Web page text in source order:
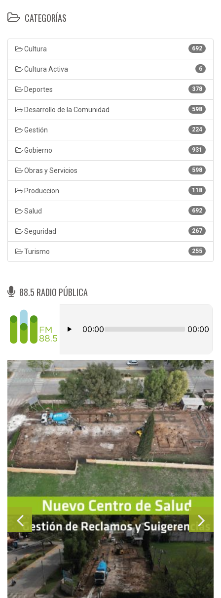
CATEGORÍAS
692
Cultura
6
Cultura Activa
378
Deportes
598
Desarrollo de la Comunidad
224
Gestión
931
Gobierno
598
Obras y Servicios
118
Produccion
692
Salud
267
Seguridad
255
Turismo
88.5 RADIO PÚBLICA